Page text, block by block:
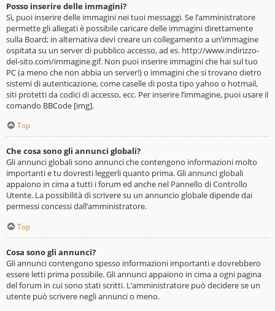
Posso inserire delle immagini?
Sì, puoi inserire delle immagini nei tuoi messaggi. Se l’amministratore
permette gli allegati è possibile caricare delle immagini direttamente
sulla Board; in alternativa devi creare un collegamento a un’immagine
ospitata su un server di pubblico accesso, ad es. http://www.indirizzo-
del-sito.com/immagine.gif. Non puoi inserire immagini che hai sul tuo
PC (a meno che non abbia un server!) o immagini che si trovano dietro
sistemi di autenticazione, come caselle di posta tipo yahoo o hotmail,
siti protetti da codici di accesso, ecc. Per inserire l’immagine, puoi usare il
comando BBCode [img].
Top
Che cosa sono gli annunci globali?
Gli annunci globali sono annunci che contengono informazioni molto
importanti e tu dovresti leggerli quanto prima. Gli annunci globali
appaiono in cima a tutti i forum ed anche nel Pannello di Controllo
Utente. La possibilità di scrivere su un annuncio globale dipende dai
permessi concessi dall’amministratore.
Top
Cosa sono gli annunci?
Gli annunci contengono spesso informazioni importanti e dovrebbero
essere letti prima possibile. Gli annunci appaiono in cima a ogni pagina
del forum in cui sono stati scritti. L’amministratore può decidere se un
utente può scrivere negli annunci o meno.